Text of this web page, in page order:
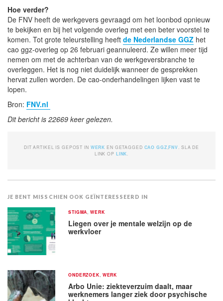
Hoe verder?
De FNV heeft de werkgevers gevraagd om het loonbod opnieuw
te bekijken en bij het volgende overleg met een beter voorstel te
komen. Tot grote teleurstelling heeft de Nederlandse GGZ het
cao ggz-overleg op 26 februari geannuleerd. Ze willen meer tijd
nemen om met de achterban van de werkgeversbranche te
overleggen. Het is nog niet duidelijk wanneer de gesprekken
hervat zullen worden. De cao-onderhandelingen lijken vast te
lopen.
Bron: FNV.nl
Dit bericht is 22669 keer gelezen.
DIT ARTIKEL IS GEPOST IN WERK EN GETAGGED CAO GGZ ,FNV . SLA DE
LINK OP LINK
JE BENT MISSCHIEN OOK GEÏNTERESSEERD IN
STIGMA ,WERK
Liegen over je mentale welzijn op de
werkvloer
ONDERZOEK WERK
Arbo Unie: ziekteverzuim daalt, maar
werknemers langer ziek door psychische